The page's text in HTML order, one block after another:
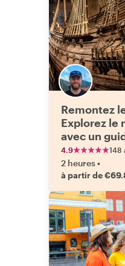
Remontez
Explorez le
avec un
4.9 148
2 heures•
à partir de